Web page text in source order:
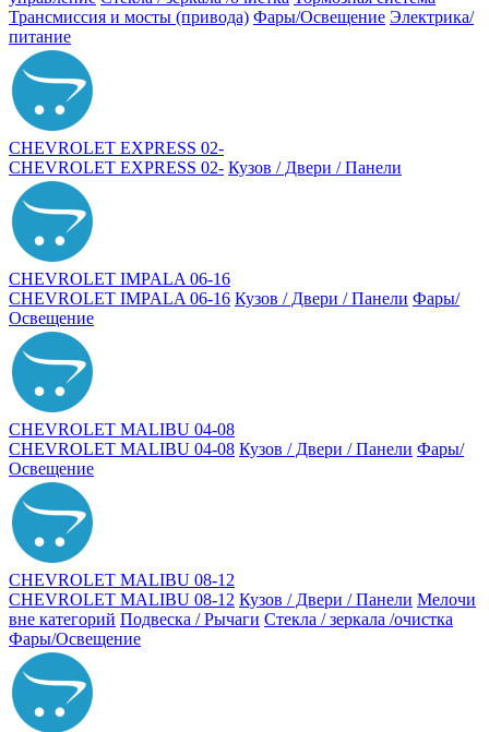
Трансмиссия и мосты (привода) Фары/Освещение Электрика/
питание
CHEVROLET EXPRESS 02-
CHEVROLET EXPRESS 02- Кузов / Двери / Панели
CHEVROLET IMPALA 06-16
CHEVROLET IMPALA 06-16 Кузов / Двери / Панели Фары/
Освещение
CHEVROLET MALIBU 04-08
CHEVROLET MALIBU 04-08 Кузов / Двери / Панели Фары/
Освещение
CHEVROLET MALIBU 08-12
CHEVROLET MALIBU 08-12 Кузов / Двери / Панели Мелочи
вне категорий Подвеска / Рычаги Стекла / зеркала /очистка
Фары/Освещение